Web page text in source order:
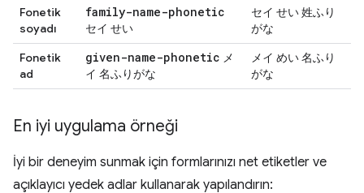
Fonetik
soyadı
family-name-phonetic
セイ せい
セイ せい 姓ふり
がな
Fonetik
ad
given-name-phonetic メ
イ 名ふりがな
メイ めい 名ふり
がな
En iyi uygulama örneği
İyi bir deneyim sunmak için formlarınızı net etiketler ve
açıklayıcı yedek adlar kullanarak yapılandırın: